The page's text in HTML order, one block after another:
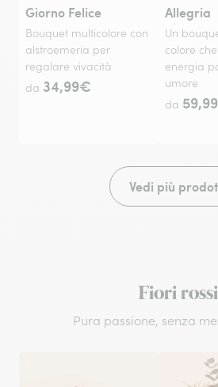
Giorno Felice
Bouquet multicolore con
alstroemeria per
regalare vivacità
da 34,99€
Allegria
Un
colore
energia
umore
da
Vedi più
Fiori rossi
Pura passione, senza